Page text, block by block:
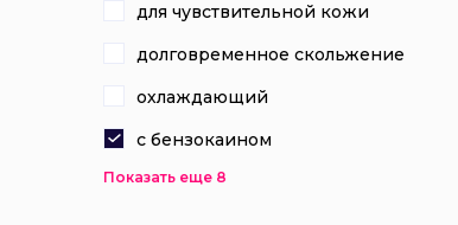
для чувствительной кожи
долговременное скольжение
охлаждающий
с бензокаином
Показать еще 8